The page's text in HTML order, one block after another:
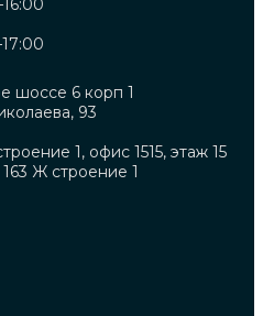
шоссе 6 корп 1
93
1, офис 1515, этаж 15
Ж строение 1